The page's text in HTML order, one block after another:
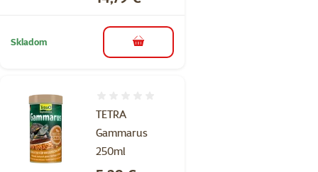
Skladom do košíka
TETRA
Gammarus
250ml